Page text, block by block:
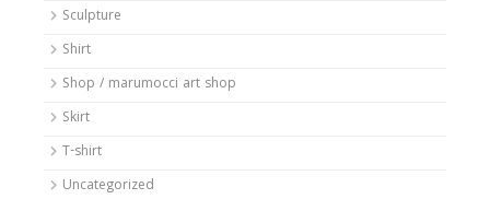
Sculpture
Shirt
Shop / marumocci art shop
Skirt
T-shirt
Uncategorized